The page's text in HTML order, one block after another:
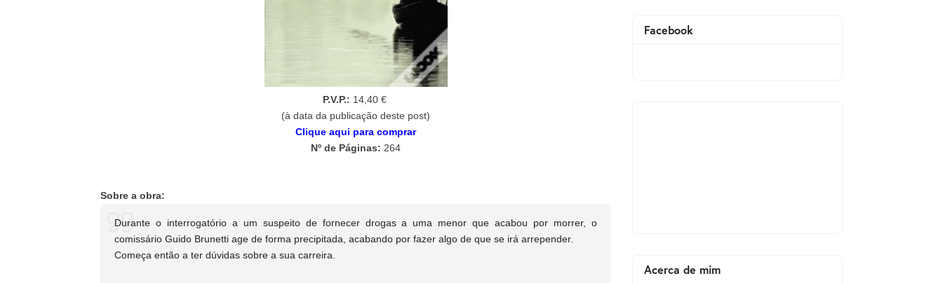
P.V.P.: 14,40 €
(à data da publicação deste post)
Clique aqui para comprar
Nº de Páginas: 264
Sobre a obra:
Durante o interrogatório a um suspeito de fornecer drogas a uma menor que acabou por morrer, o
comissário Guido Brunetti age de forma precipitada, acabando por fazer algo de que se irá arrepender.
Começa então a ter dúvidas sobre a sua carreira.
Facebook
Acerca de mim